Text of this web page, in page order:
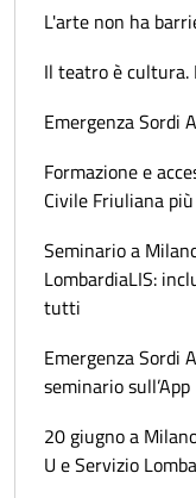
L'arte non ha
Il teatro è cultura.
Emergenza Sordi
Formazione e
Civile Friuliana
Seminario a
LombardiaLIS:
tutti
Emergenza Sordi
seminario
20 giugno a
U e Servizio